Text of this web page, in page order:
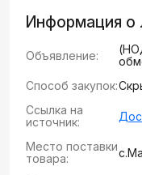
Информация о
Объявление:
Способ закупок:
Ссылка на
источник:
Место поставки
товара: